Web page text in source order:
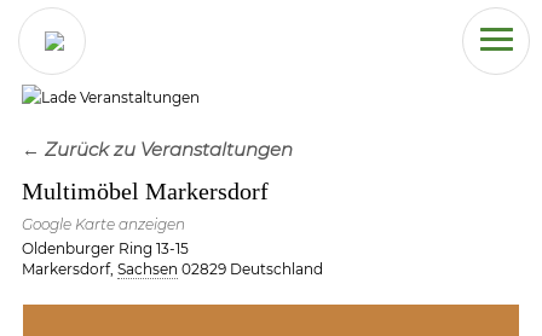
← Zurück zu Veranstaltungen
Multimöbel Markersdorf
Google Karte anzeigen
Oldenburger Ring 13-15
Markersdorf, Sachsen 02829 Deutschland